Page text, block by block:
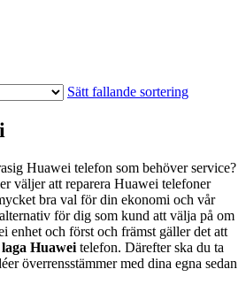
Sätt fallande sortering
Huawei telefon som behöver service?
väljer att reparera Huawei telefoner
bra val för din ekonomi och vår
för dig som kund att välja på om
enhet och först och främst gäller det att
laga Huawei telefon. Därefter ska du ta
överrensstämmer med dina egna sedan